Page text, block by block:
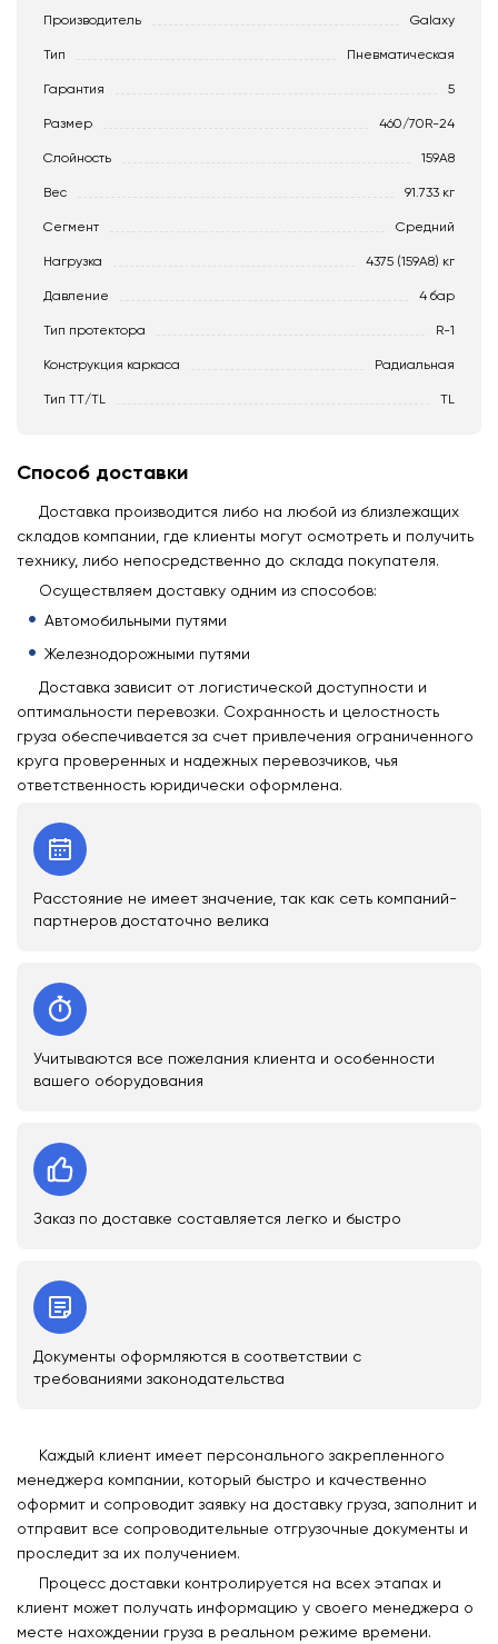
Производитель Galaxy
Тип Пневматическая
Гарантия 5
Размер 460/70R-24
Слойность 159A8
Вес 91.733 кг
Сегмент Средний
Нагрузка 4375 (159A8) кг
Давление 4 бар
Тип протектора R-1
Конструкция каркаса Радиальная
Тип TT/TL TL
Способ доставки
Доставка производится либо на любой из близлежащих
складов компании, где клиенты могут осмотреть и получить
технику, либо непосредственно до склада покупателя.
Осуществляем доставку одним из способов:
Автомобильными путями
Железнодорожными путями
Доставка зависит от логистической доступности и
оптимальности перевозки. Сохранность и целостность
груза обеспечивается за счет привлечения ограниченного
круга проверенных и надежных перевозчиков, чья
ответственность юридически оформлена.
Расстояние не имеет значение, так как сеть компаний-
партнеров достаточно велика
Учитываются все пожелания клиента и особенности
вашего оборудования
Заказ по доставке составляется легко и быстро
Документы оформляются в соответствии с
требованиями законодательства
Каждый клиент имеет персонального закрепленного
менеджера компании, который быстро и качественно
оформит и сопроводит заявку на доставку груза, заполнит и
отправит все сопроводительные отгрузочные документы и
проследит за их получением.
Процесс доставки контролируется на всех этапах и
клиент может получать информацию у своего менеджера о
месте нахождении груза в реальном режиме времени.